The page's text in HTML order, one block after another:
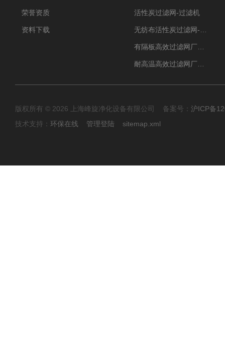
荣誉资质
资料下载
活性炭过滤网-过滤机
版权所有 © 2026 上海峰旋净化设备有限公司 备案号： 沪ICP备
技术支持： 环保在线 管理登陆 sitemap.xml